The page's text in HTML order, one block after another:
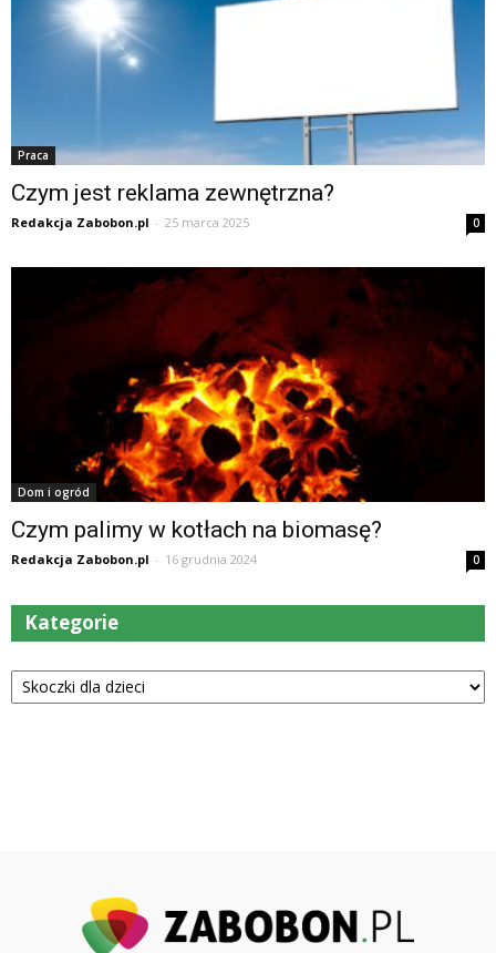
Praca
Czym jest reklama zewnętrzna?
Redakcja Zabobon.pl - 25 marca 2025 0
Dom i ogród
Czym palimy w kotłach na biomasę?
Redakcja Zabobon.pl - 16 grudnia 2024 0
Kategorie
Kategorie